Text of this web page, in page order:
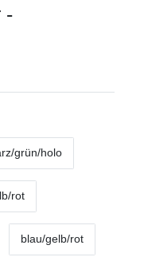
-
grün/holo
rot
blau/gelb/rot